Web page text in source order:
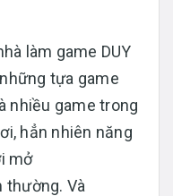
làm game DUY
tựa game
nhiều game trong
hẳn nhiên năng
mở
Và